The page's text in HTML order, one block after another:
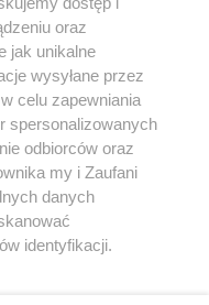
do twojego
oraz
jak unikalne
wysyłane przez
celu zapewniania
spersonalizowanych
odbiorców oraz
my i Zaufani
danych
identyfikacji.